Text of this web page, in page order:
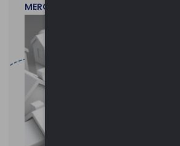
MERCOLEDì 29 LUGLIO 2026